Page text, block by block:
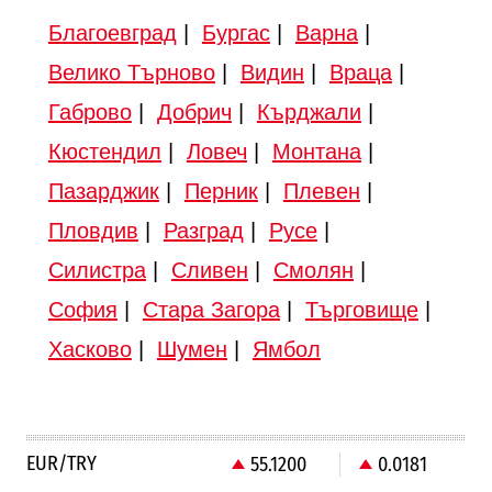
Благоевград Бургас| Варна|
Велико Търново| Видин Враца|
Габрово| Добрич Кърджали
Кюстендил
Ловеч Монтана|
Пазарджик| Перник| Плевен
Пловдив
Разград Русе|
Силистра| Сливен Смолян
София
Стара Загора| Търговище|
Хасково| Шумен Ямбол
EUR/TRY 55.1200
0.0181